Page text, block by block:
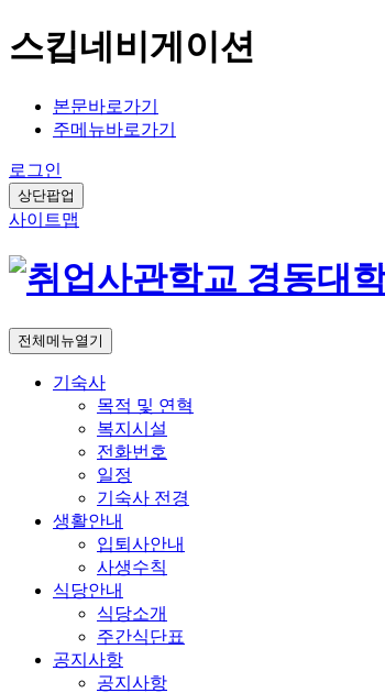
스킵네비게이션
본문바로가기
주메뉴바로가기
로그인
상단팝업
사이트맵
전체메뉴열기
기숙사
목적 및 연혁
복지시설
전화번호
일정
기숙사 전경
생활안내
입퇴사안내
사생수칙
식당안내
식당소개
주간식단표
공지사항
공지사항